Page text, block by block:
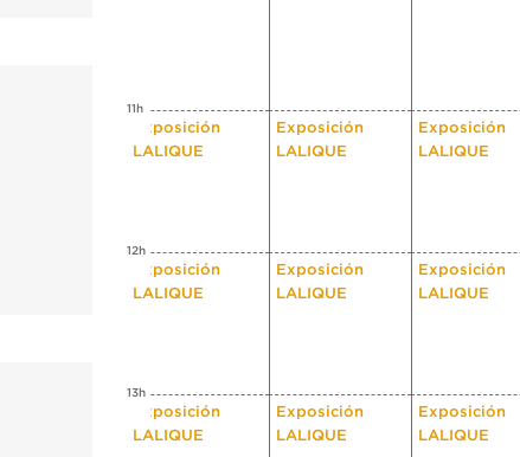
11h
Exposición
LALIQUE
Exposición
LALIQUE
Exposición
LALIQUE
12h
Exposición
LALIQUE
Exposición
LALIQUE
Exposición
LALIQUE
13h
Exposición
LALIQUE
Exposición
LALIQUE
Exposición
LALIQUE